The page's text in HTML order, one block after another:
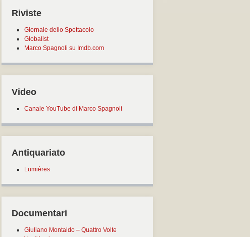
Riviste
Giornale dello Spettacolo
Globalist
Marco Spagnoli su Imdb.com
Video
Canale YouTube di Marco Spagnoli
Antiquariato
Lumières
Documentari
Giuliano Montaldo – Quattro Volte